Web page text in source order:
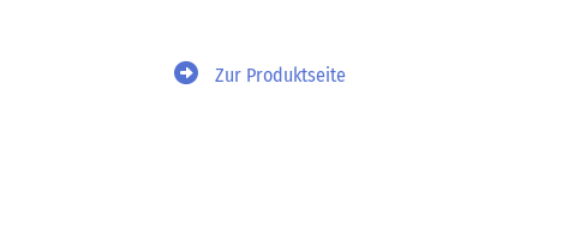
Zur Produktseite